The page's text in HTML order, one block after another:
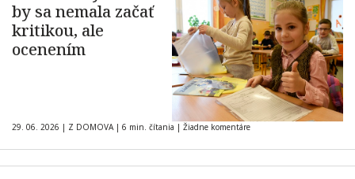
by sa nemala začať
kritikou, ale
ocenením
29. 06. 2026 | Z DOMOVA | 6 min. čítania | Žiadne komentáre